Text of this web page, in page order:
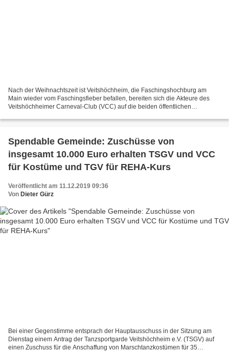
Nach der Weihnachtszeit ist Veitshöchheim, die Faschingshochburg am
Main wieder vom Faschingsfieber befallen, bereiten sich die Akteure des
Veitshöchheimer Carneval-Club (VCC) auf die beiden öffentlichen
Spendable Gemeinde: Zuschüsse von
insgesamt 10.000 Euro erhalten TSGV und VCC
für Kostüme und TGV für REHA-Kurs
Veröffentlicht am 11.12.2019 09:36
Von Dieter Gürz
Bei einer Gegenstimme entsprach der Hauptausschuss in der Sitzung am
Dienstag einem Antrag der Tanzsportgarde Veitshöchheim e.V. (TSGV) auf
einen Zuschuss für die Anschaffung von Marschtanzkostümen für 35